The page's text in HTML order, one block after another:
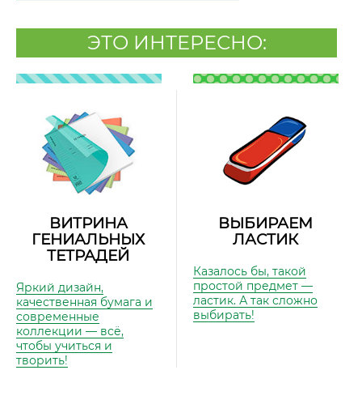
ЭТО ИНТЕРЕСНО:
ВИТРИНА
ГЕНИАЛЬНЫХ
ТЕТРАДЕЙ
Яркий дизайн,
качественная бумага и
современные
коллекции — всё,
чтобы учиться и
творить!
ВЫБИРАЕМ
ЛАСТИК
Казалось бы, такой
простой предмет —
ластик. А так сложно
выбирать!